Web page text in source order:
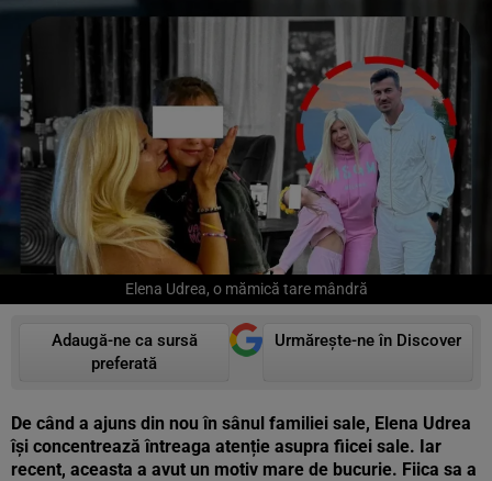
Elena Udrea, o mămică tare mândră
Adaugă-ne ca sursă
preferată
Urmărește-ne în Discover
De când a ajuns din nou în sânul familiei sale, Elena Udrea
își concentrează întreaga atenție asupra fiicei sale. Iar
recent, aceasta a avut un motiv mare de bucurie. Fiica sa a